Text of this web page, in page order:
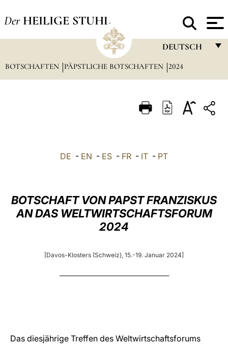
Der HEILIGE STUHL
DEUTSCH
FRANÇAIS
ITALIANO
العربيّة
BOTSCHAFTEN PÄPSTLICHE BOTSCHAFTEN 2024
DE - EN - ES - FR - IT - PT
BOTSCHAFT VON PAPST FRANZISKUS
AN DAS WELTWIRTSCHAFTSFORUM
2024
[Davos-Klosters (Schweiz), 15.-19. Januar 2024]
Das diesjährige Treffen des Weltwirtschaftsforums